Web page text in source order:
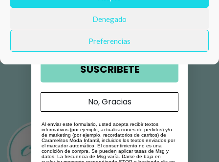
Denegado
Preferencias
Email
SUSCRIBETE
No, Gracias
Al enviar este formulario, usted acepta recibir textos
informativos (por ejemplo, actualizaciones de pedidos) y/o
de marketing (por ejemplo, recordatorios de carritos) de
Caramelitos Moda Infantil, incluidos los textos enviados por
el marcador automático. El consentimiento no es una
condición de compra. Se pueden aplicar tasas de Msg y
datos. La frecuencia de Msg varía. Darse de baja en